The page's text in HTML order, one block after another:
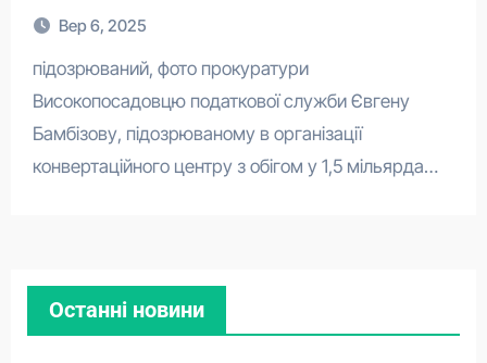
мільйонів
Вер 6, 2025
підозрюваний, фото прокуратури
Високопосадовцю податкової служби Євгену
Бамбізову, підозрюваному в організації
конвертаційного центру з обігом у 1,5 мільярда…
Останні новини